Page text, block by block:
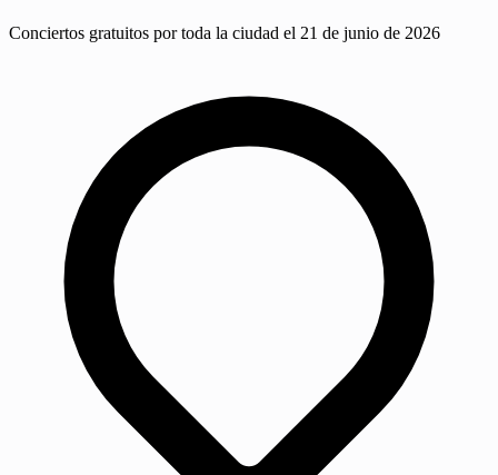
Conciertos gratuitos por toda la ciudad el 21 de junio de 2026